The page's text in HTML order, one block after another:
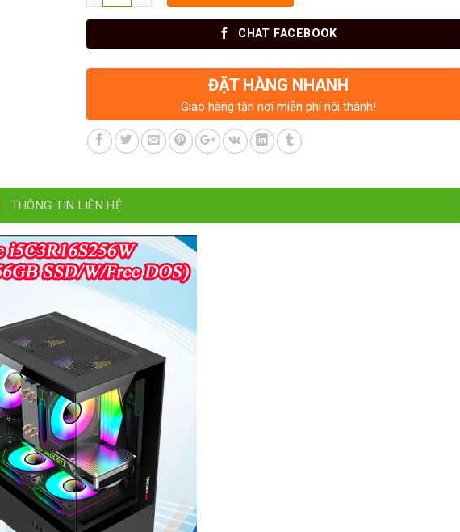
CHAT FACEBOOK
ĐẶT HÀNG NHANH
Giao hàng tận nơi miễn phí nội thành!
THÔNG TIN LIÊN HỆ